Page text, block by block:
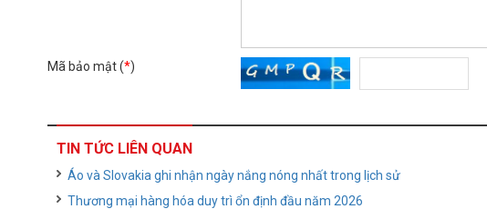
Mã bảo mật (*)
TIN TỨC LIÊN QUAN
Áo và Slovakia ghi nhận ngày nắng nóng nhất trong lịch sử
Thương mại hàng hóa duy trì ổn định đầu năm 2026